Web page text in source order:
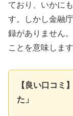
ており、いかに
す。しかし金融
録がありません
ことを意味します
【良い口コミ
た」